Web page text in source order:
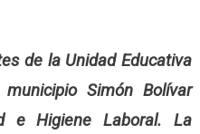
de la Unidad Educativa
Simón Bolívar
e Higiene Laboral. La